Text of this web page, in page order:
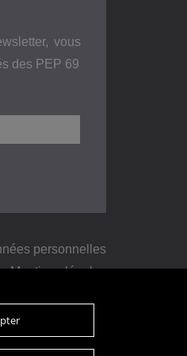
vous
des PEP 69
personnelles
Mentions légales